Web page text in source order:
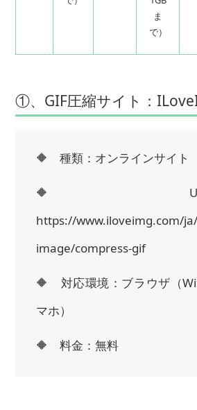
ま
で）
①、GIF圧縮サイト：
🔶 種類：オンラインサイト
🔶
https://www.iloveimg.com/
image/compress-gif
🔶 対応環境：ブラウザ（
マホ）
🔶 料金：無料